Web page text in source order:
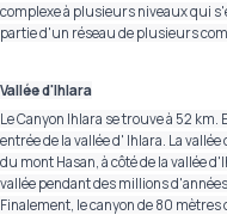
complexe à plusieurs niveaux qui
partie d'un réseau de plusieurs
Vallée d'Ihlara
Le Canyon Ihlara se trouve à 52
entrée de la vallée d' Ihlara. La
du mont Hasan, à côté de la vallée
vallée pendant des millions
Finalement, le canyon de 80 mètres